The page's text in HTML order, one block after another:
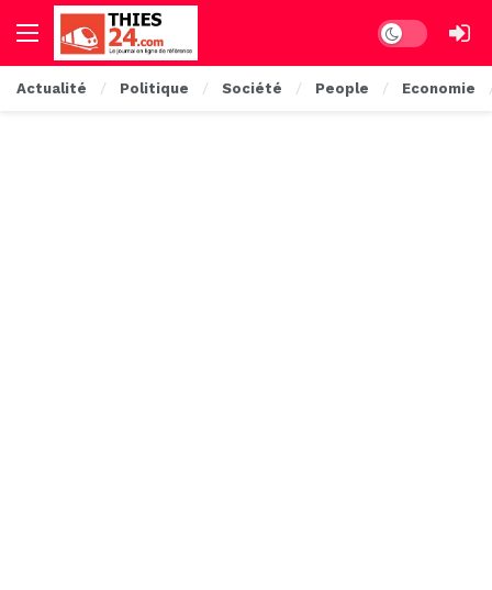
Dark mode
Actualité Politique Société People Economie